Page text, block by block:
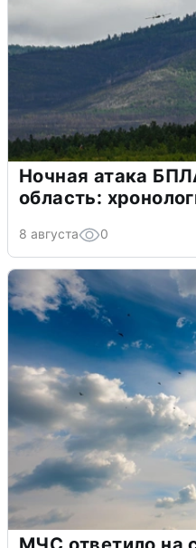
Ночная атака
область:
8 августа 0